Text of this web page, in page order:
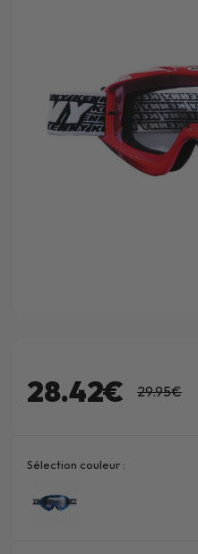
28.42€ 29.95€
Sélection couleur :